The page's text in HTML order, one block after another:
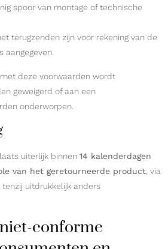
spoor van montage of technische
terugzenden zijn voor rekening van de
aangegeven.
deze voorwaarden wordt
geweigerd of aan een
onderworpen.
uiterlijk binnen 14 kalenderdagen
van het geretourneerde product , via
uitdrukkelijk anders
conforme